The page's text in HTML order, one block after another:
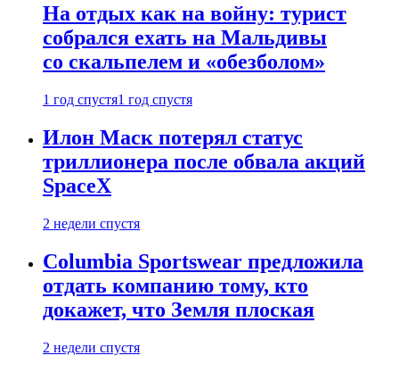
На отдых как на войну: турист
собрался ехать на Мальдивы
со скальпелем и «обезболом»
1 год спустя1 год спустя
Илон Маск потерял статус
триллионера после обвала акций
SpaceX
2 недели спустя
Columbia Sportswear предложила
отдать компанию тому, кто
докажет, что Земля плоская
2 недели спустя